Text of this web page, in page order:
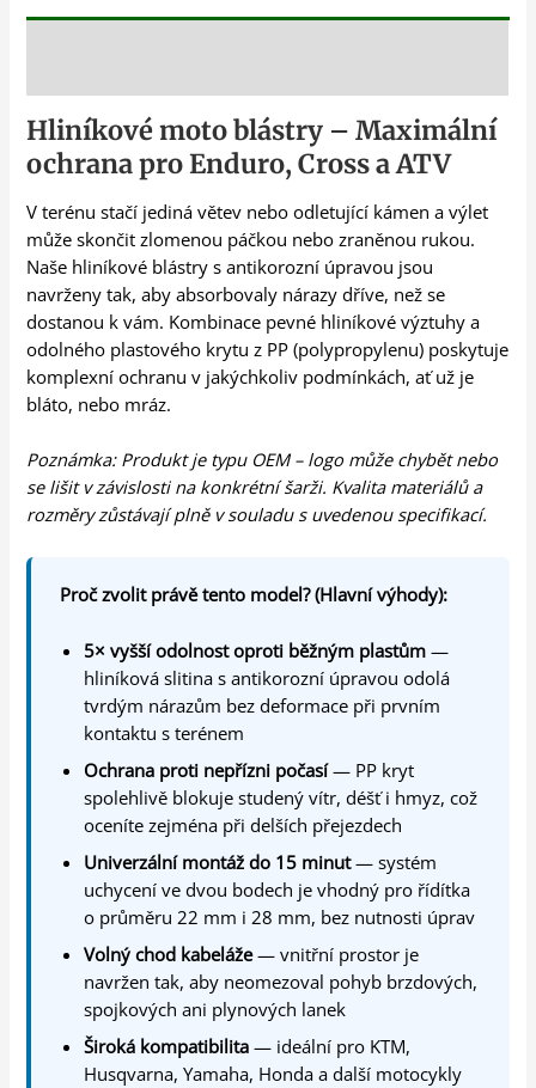
Hliníkové moto blástry – Maximální
ochrana pro Enduro, Cross a ATV
V terénu stačí jediná větev nebo odletující kámen a výlet
může skončit zlomenou páčkou nebo zraněnou rukou.
Naše hliníkové blástry s antikorozní úpravou jsou
navrženy tak, aby absorbovaly nárazy dříve, než se
dostanou k vám. Kombinace pevné hliníkové výztuhy a
odolného plastového krytu z PP (polypropylenu) poskytuje
komplexní ochranu v jakýchkoliv podmínkách, ať už je
bláto, nebo mráz.
Poznámka: Produkt je typu OEM – logo může chybět nebo
se lišit v závislosti na konkrétní šarži. Kvalita materiálů a
rozměry zůstávají plně v souladu s uvedenou specifikací.
Proč zvolit právě tento model? (Hlavní výhody):
5× vyšší odolnost oproti běžným plastům —
hliníková slitina s antikorozní úpravou odolá
tvrdým nárazům bez deformace při prvním
kontaktu s terénem
Ochrana proti nepřízni počasí— PP kryt
spolehlivě blokuje studený vítr, déšť i hmyz, což
oceníte zejména při delších přejezdech
Univerzální montáž do 15 minut— systém
uchycení ve dvou bodech je vhodný pro řídítka
o průměru 22 mm i 28 mm, bez nutnosti úprav
Volný chod kabeláže— vnitřní prostor je
navržen tak, aby neomezoval pohyb brzdových,
spojkových ani plynových lanek
Široká kompatibilita — ideální pro KTM,
Husqvarna, Yamaha, Honda a další motocykly